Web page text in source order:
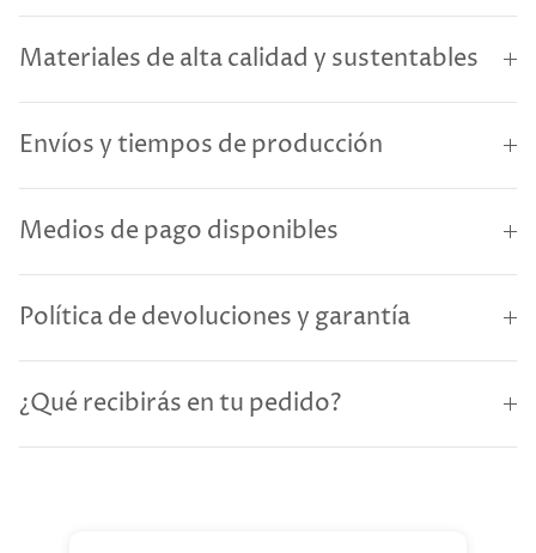
Materiales de alta calidad y sustentables
Envíos y tiempos de producción
Medios de pago disponibles
Política de devoluciones y garantía
¿Qué recibirás en tu pedido?